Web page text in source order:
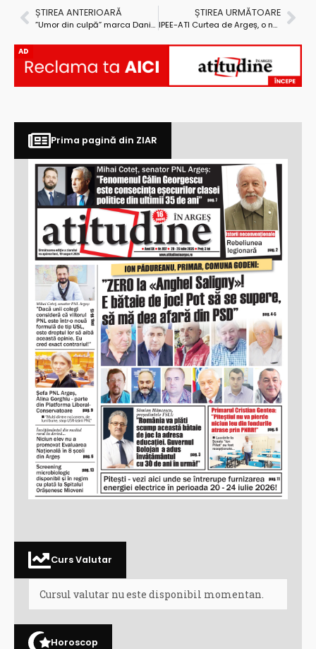
ȘTIREA ANTERIOARĂ
”Umor din culpă” marca Daniel Militaru
ȘTIREA URMĂTOARE
IPEE-ATI Curtea de Argeș, o nouă participare la Indagra
AD
Prima pagină din ZIAR
Curs Valutar
Cursul valutar nu este disponibil momentan.
Horoscop